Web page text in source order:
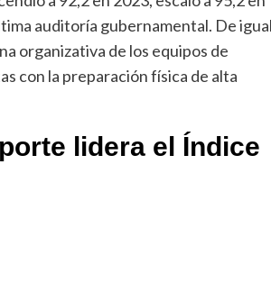
auditoría gubernamental. De
organizativa de los equipos de
con la preparación física de alta
lidera el Índice